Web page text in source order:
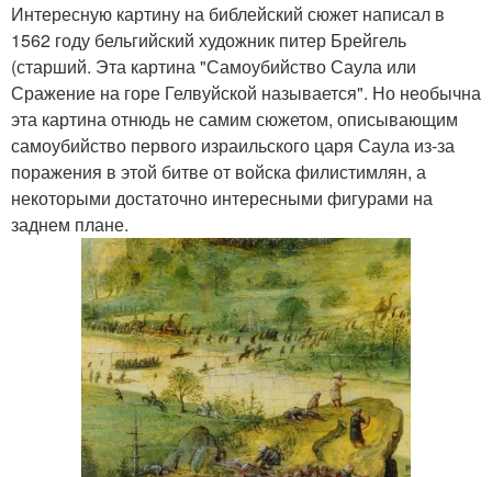
Интересную картину на библейский сюжет написал в
1562 году бельгийский художник питер Брейгель
(старший. Эта картина "Самоубийство Саула или
Сражение на горе Гелвуйской называется". Но необычна
эта картина отнюдь не самим сюжетом, описывающим
самоубийство первого израильского царя Саула из-за
поражения в этой битве от войска филистимлян, а
некоторыми достаточно интересными фигурами на
заднем плане.